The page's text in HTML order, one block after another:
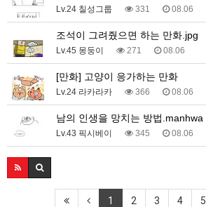
Lv.24 칠성그룹 331 08.06
조석이 그려줬으면 하는 만화.jpg
Lv.45 몽둥이 271 08.06
[만화] 고양이 응가하는 만화
Lv.24 라카라카 366 08.06
남의 인생을 망치는 방법.manhwa
Lv.43 픽시베이 345 08.06
1 2 3 4 5